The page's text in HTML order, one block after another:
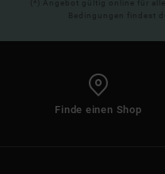
(*) Angebot gültig online für
Bedingungen findest
Finde einen Shop